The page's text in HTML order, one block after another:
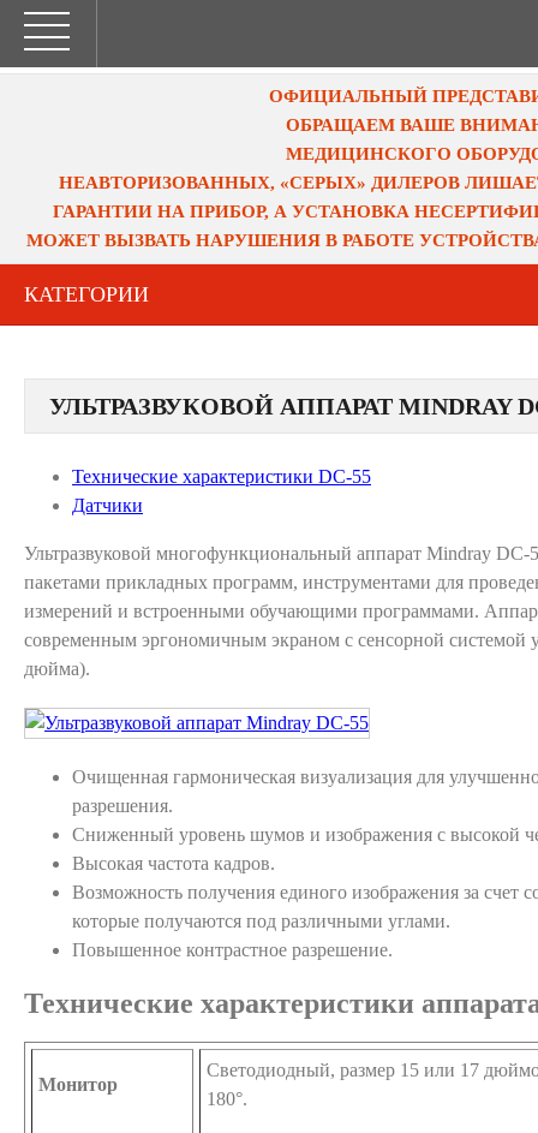
ОФИЦИАЛЬНЫЙ
ОБРАЩАЕМ ВАШЕ
МЕДИЦИНСКОГО
НЕАВТОРИЗОВАННЫХ, «СЕРЫХ» ДИЛЕРОВ
ГАРАНТИИ НА ПРИБОР, А УСТАНОВКА
МОЖЕТ ВЫЗВАТЬ НАРУШЕНИЯ В РАБОТЕ
КАТЕГОРИИ
УЛЬТРАЗВУКОВОЙ АППАРАТ MINDRAY
Технические характеристики DC-55
Датчики
Ультразвуковой многофункциональный аппарат Mindray
пакетами прикладных программ, инструментами для
измерений и встроенными обучающими программами.
современным эргономичным экраном с сенсорной системой
дюйма).
Очищенная гармоническая визуализация для
разрешения.
Сниженный уровень шумов и изображения с высокой
Высокая частота кадров.
Возможность получения единого изображения за счет
которые получаются под различными углами.
Повышенное контрастное разрешение.
Технические характеристики
Монитор
Светодиодный, размер 15 или 17
180°.